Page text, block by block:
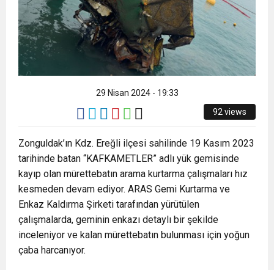
29 Nisan 2024 - 19:33
92 views
Zonguldak’ın Kdz. Ereğli ilçesi sahilinde 19 Kasım 2023
tarihinde batan “KAFKAMETLER” adlı yük gemisinde
kayıp olan mürettebatın arama kurtarma çalışmaları hız
kesmeden devam ediyor. ARAS Gemi Kurtarma ve
Enkaz Kaldırma Şirketi tarafından yürütülen
çalışmalarda, geminin enkazı detaylı bir şekilde
inceleniyor ve kalan mürettebatın bulunması için yoğun
çaba harcanıyor.